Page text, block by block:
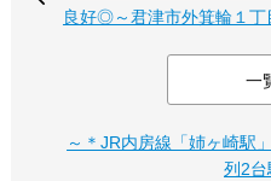
良好◎～君津市外箕輪１丁
一
～＊JR内房線「姉ヶ崎駅
列2